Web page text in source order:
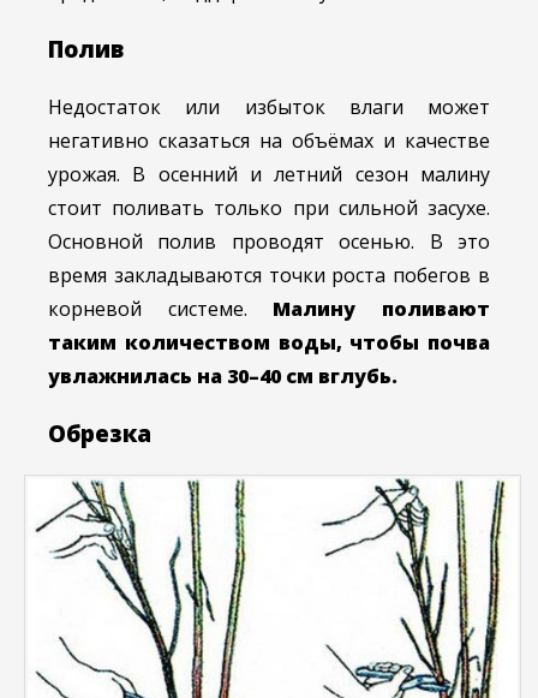
Полив
Недостаток или избыток влаги может
негативно сказаться на объёмах и качестве
урожая. В осенний и летний сезон малину
стоит поливать только при сильной засухе.
Основной полив проводят осенью. В это
время закладываются точки роста побегов в
корневой системе. Малину поливают
таким количеством воды, чтобы почва
увлажнилась на 30–40 см вглубь.
Обрезка